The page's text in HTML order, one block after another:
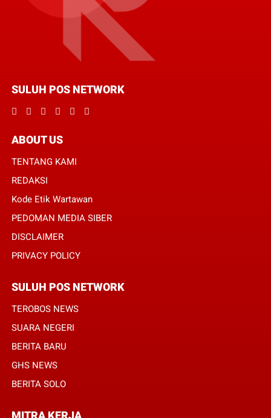
SULUH POS NETWORK
ABOUT US
TENTANG KAMI
REDAKSI
Kode Etik Wartawan
PEDOMAN MEDIA SIBER
DISCLAIMER
PRIVACY POLICY
SULUH POS NETWORK
TEROBOS NEWS
SUARA NEGERI
BERITA BARU
GHS NEWS
BERITA SOLO